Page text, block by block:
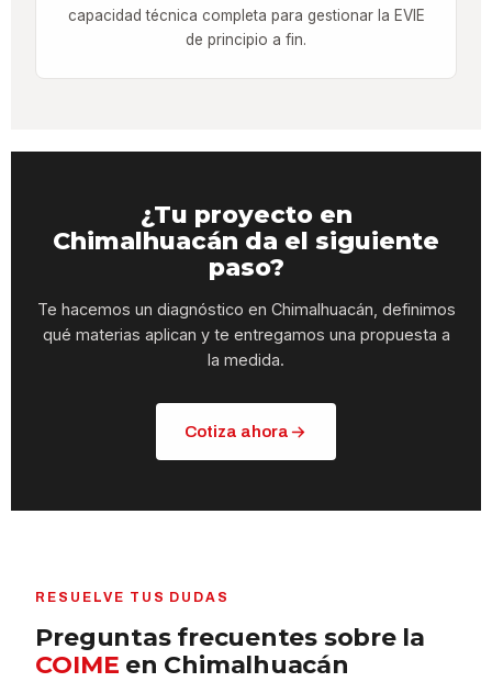
capacidad técnica completa para gestionar la EVIE
de principio a fin.
¿Tu proyecto en
Chimalhuacán da el siguiente
paso?
Te hacemos un diagnóstico en Chimalhuacán, definimos
qué materias aplican y te entregamos una propuesta a
la medida.
Cotiza ahora
RESUELVE TUS DUDAS
Preguntas frecuentes sobre la
COIME en Chimalhuacán